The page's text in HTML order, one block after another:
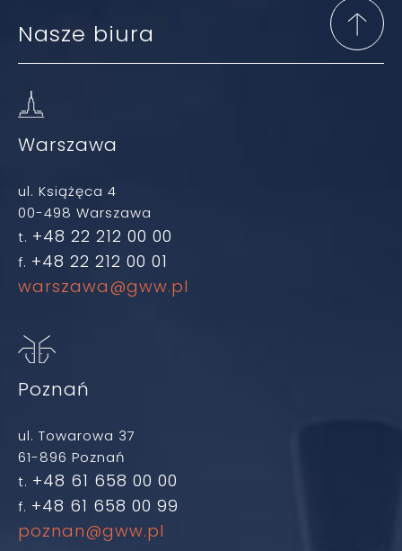
Nasze biura
Warszawa
ul. Książęca 4
00-498 Warszawa
t. +48 22 212 00 00
f. +48 22 212 00 01
warszawa@gww.pl
Poznań
ul. Towarowa 37
61-896 Poznań
t. +48 61 658 00 00
f. +48 61 658 00 99
poznan@gww.pl